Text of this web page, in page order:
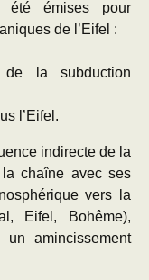
été émises pour
de l’Eifel :
de la subduction
l’Eifel.
indirecte de la
chaîne avec ses
vers la
Eifel, Bohême),
un amincissement